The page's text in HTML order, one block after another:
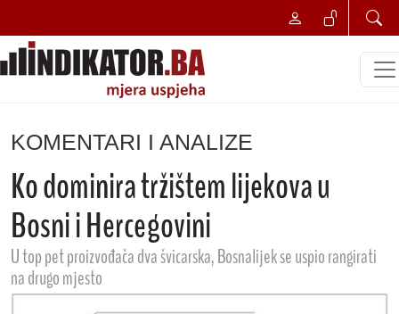
KOMENTARI I ANALIZE
Ko dominira tržištem lijekova u
Bosni i Hercegovini
U top pet proizvođača dva švicarska, Bosnalijek se uspio rangirati
na drugo mjesto